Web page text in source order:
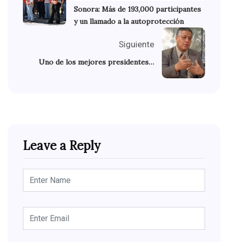
Sonora: Más de 193,000 participantes
y un llamado a la autoprotección
Siguiente
Uno de los mejores presidentes…
Leave a Reply